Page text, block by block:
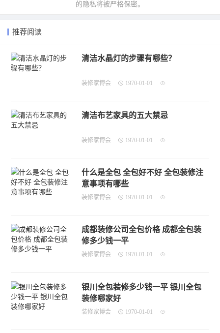
的隐私将被严格保密。
推荐阅读
清洁水晶灯的步骤有哪些？
装修家博会 1970-01-01
清洁布艺家具的五大禁忌
装修家博会 1970-01-01
什么是全包 全包好不好 全包装修注
意事项有哪些
装修家博会 1970-01-01
成都装修公司全包价格 成都全包装
修多少钱一平
装修家博会 1970-01-01
银川全包装修多少钱一平 银川全包
装修哪家好
装修家博会 1970-01-01